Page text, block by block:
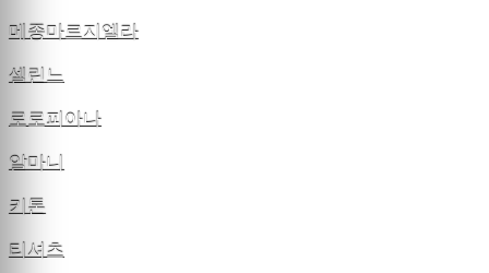
메종마르지엘라
셀린느
로로피아나
알마니
키톤
티셔츠